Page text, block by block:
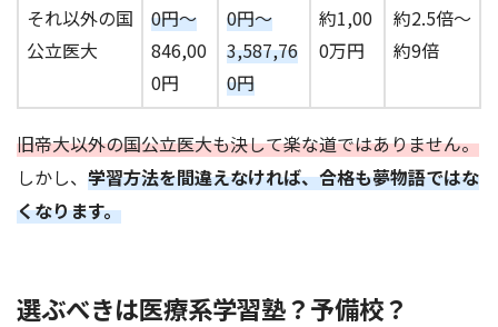
それ以外の国
公立医大
0円～
846,00
0円
0円～
3,587,76
0円
約1,00
0万円
約2.5倍～
約9倍
旧帝大以外の国公立医大も決して楽な道ではありません。
しかし、 学習方法を間違えなければ、合格も夢物語ではな
くなります。
選ぶべきは医療系学習塾？予備校？